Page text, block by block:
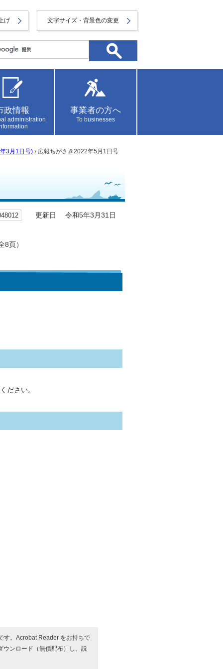
げ 文字サイズ・背景色の変更
政情報
administration
事業者の方へ
To businesses
3月1日号) › 広報ちがさき2022年5月1日号
更新日 令和5年3月31日
8頁）
ださい。
す。Acrobat Reader をお持ちで
ウンロード（無償配布）し、説